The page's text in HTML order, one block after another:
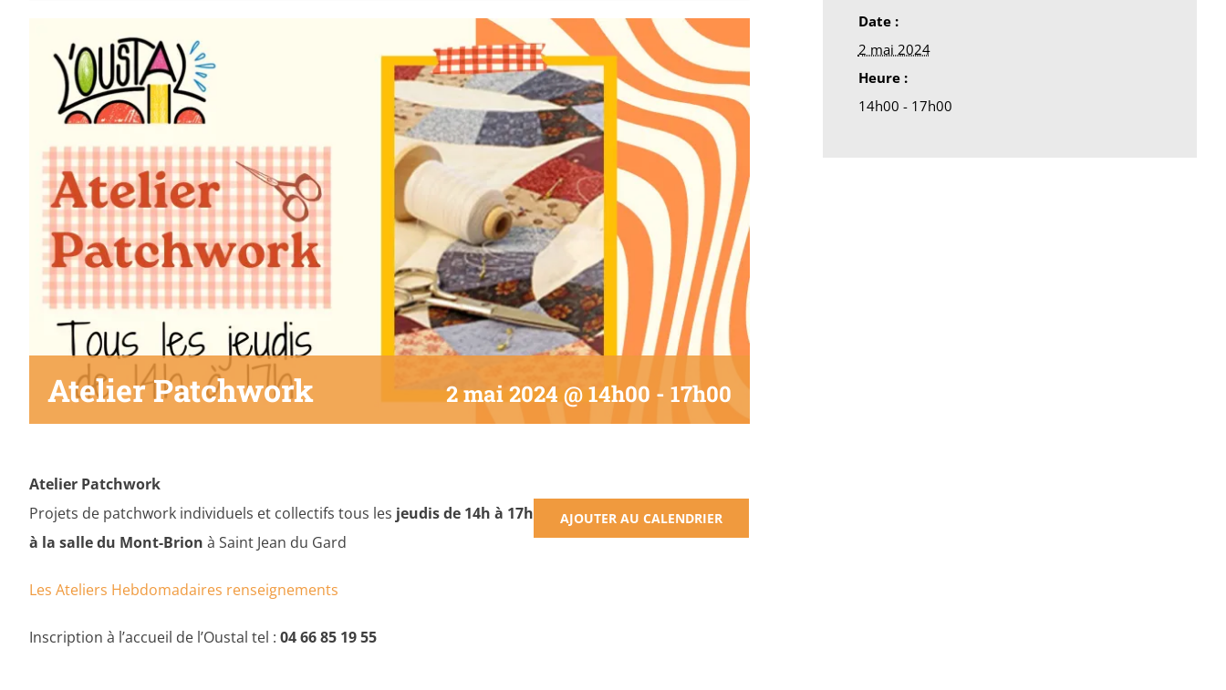
Atelier Patchwork 2 mai 2024 @ 14h00 -17h00
Atelier Patchwork
Projets de patchwork individuels et collectifs tous les jeudis de 14h à 17h
à la salle du Mont-Brion à Saint Jean du Gard
Les Ateliers Hebdomadaires renseignements
Inscription à l’accueil de l’Oustal tel : 04 66 85 19 55
AJOUTER AU CALENDRIER
Date :
2 mai 2024
Heure :
14h00 - 17h00